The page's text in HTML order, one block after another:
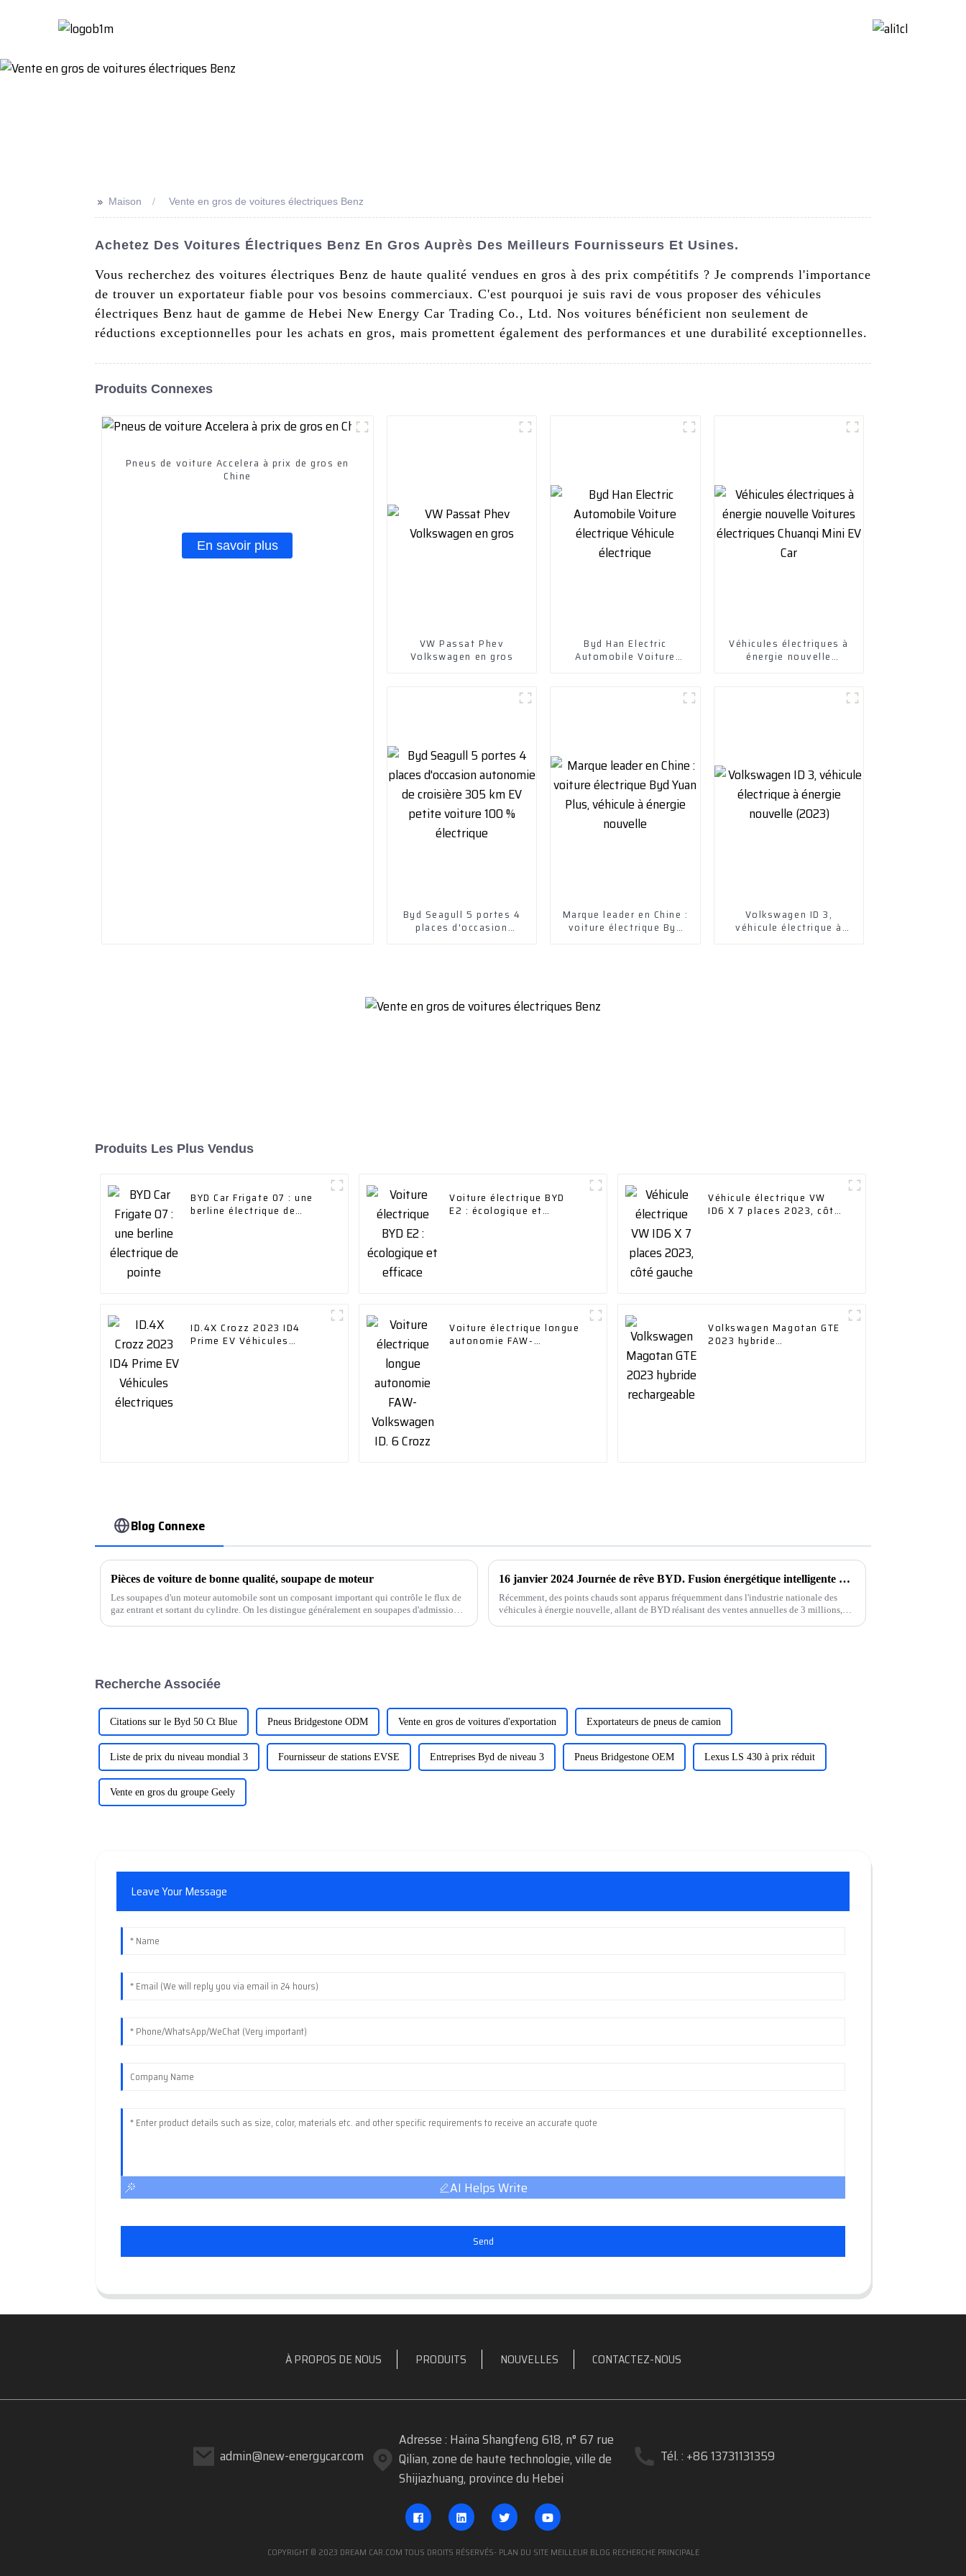
>> Maison Vente en gros de voitures électriques Benz
Achetez Des Voitures Électriques Benz En Gros Auprès Des Meilleurs Fournisseurs Et Usines.
Vous recherchez des voitures électriques Benz de haute qualité vendues en gros à des prix compétitifs ? Je comprends l'importance
de trouver un exportateur fiable pour vos besoins commerciaux. C'est pourquoi je suis ravi de vous proposer des véhicules
électriques Benz haut de gamme de Hebei New Energy Car Trading Co., Ltd. Nos voitures bénéficient non seulement de
réductions exceptionnelles pour les achats en gros, mais promettent également des performances et une durabilité exceptionnelles.
Produits Connexes
Pneus de voiture Accelera à prix de gros en
Chine
En savoir plus
VW Passat Phev
Volkswagen en gros
Byd Han Electric
Automobile Voiture
Véhicules électriques à
énergie nouvelle
Byd Seagull 5 portes 4
places d'occasion
Marque leader en Chine :
voiture électrique Byd
Volkswagen ID 3,
véhicule électrique à
Produits Les Plus Vendus
BYD Car Frigate 07 : une
berline électrique de
Voiture électrique BYD
E2 : écologique et
Véhicule électrique VW
ID6 X 7 places 2023, côté
ID.4X Crozz 2023 ID4
Prime EV Véhicules
Voiture électrique longue
autonomie FAW-
Volkswagen Magotan GTE
2023 hybride
Blog Connexe
Pièces de voiture de bonne qualité, soupape de moteur
Les soupapes d'un moteur automobile sont un composant important qui contrôle le flux de
gaz entrant et sortant du cylindre. On les distingue généralement en soupapes d'admission
16 janvier 2024 Journée de rêve BYD. Fusion énergétique intelligente 1+1＞2
Récemment, des points chauds sont apparus fréquemment dans l'industrie nationale des
véhicules à énergie nouvelle, allant de BYD réalisant des ventes annuelles de 3 millions,
Recherche Associée
Citations sur le Byd 50 Ct Blue Pneus Bridgestone ODM Vente en gros de voitures d'exportation Exportateurs de pneus de camion
Liste de prix du niveau mondial 3 Fournisseur de stations EVSE Entreprises Byd de niveau 3 Pneus Bridgestone OEM Lexus LS 430 à prix réduit
Vente en gros du groupe Geely
Leave Your Message
AI Helps Write
Send
À PROPOS DE NOUS PRODUITS NOUVELLES CONTACTEZ-NOUS
admin@new-energycar.com
Adresse : Haina Shangfeng 618, n° 67 rue
Qilian, zone de haute technologie, ville de
Shijiazhuang, province du Hebei
Tél. : +86 13731131359
COPYRIGHT © 2023 DREAM CAR.COM TOUS DROITS RÉSERVÉS- PLAN DU SITE MEILLEUR BLOG RECHERCHE PRINCIPALE